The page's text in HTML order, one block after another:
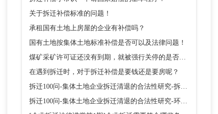
关于拆迁补偿标准的问题！
承租国有土地上房屋的企业有补偿吗？
国有土地按集体土地标准补偿是否可以及法律问题！
煤矿采矿许可证还没有到期，就被强行关停的是否应该给予补偿呢？
在遇到拆迁时，对于拆迁补偿是要钱还是要房呢？
拆迁100问-集体土地企业拆迁清退的合法性研究-拆除违法建设
拆迁100问-集体土地企业拆迁清退的合法性研究-环保拆迁关停